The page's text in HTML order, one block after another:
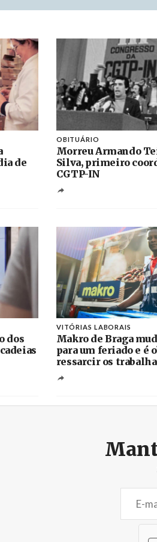
de
OBITUÁRIO
Morreu Armando
Silva, primeiro
CGTP-IN
dos
VITÓRIAS LABORAIS
Makro de Braga
para um feriado e é
ressarcir os